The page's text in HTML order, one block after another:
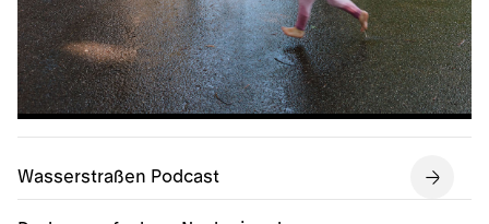
Wasserstraßen Podcast